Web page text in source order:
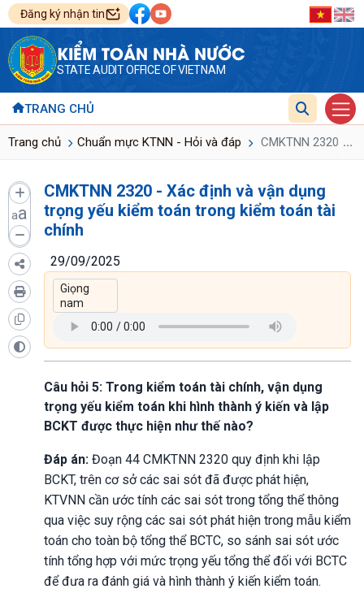
Đăng ký nhận tin
KIỂM TOÁN NHÀ NƯỚC
STATE AUDIT OFFICE OF VIETNAM
TRANG CHỦ
Trang chủ Chuẩn mực KTNN - Hỏi và đáp CMKTNN 2320 -...
aa
CMKTNN 2320 - Xác định và vận dụng
trọng yếu kiểm toán trong kiểm toán tài
chính
29/09/2025
Câu hỏi 5: Trong kiểm toán tài chính, vận dụng
trọng yếu kiểm toán khi hình thành ý kiến và lập
BCKT được thực hiện như thế nào?
Đáp án: Đoạn 44 CMKTNN 2320 quy định khi lập
BCKT, trên cơ sở các sai sót đã được phát hiện,
KTVNN cần ước tính các sai sót trong tổng thể thông
qua việc suy rộng các sai sót phát hiện trong mẫu kiểm
toán cho toàn bộ tổng thể BCTC, so sánh sai sót ước
tính tổng hợp với mức trọng yếu tổng thể đối với BCTC
để đưa ra đánh giá và hình thành ý kiến kiểm toán.